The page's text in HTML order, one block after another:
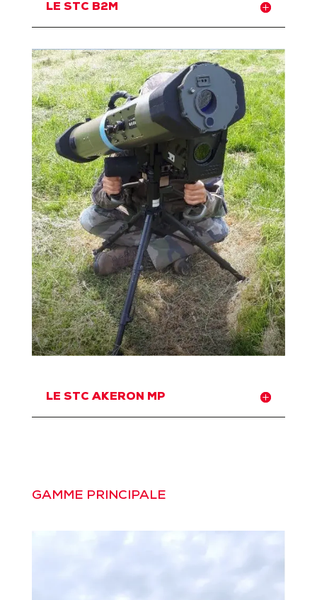
LE STC B2M
LE STC AKERON MP
GAMME PRINCIPALE